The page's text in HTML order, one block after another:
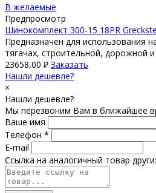
В желаемые
Предпросмотр
Шинокомплект 300-15 18PR
Предназначен для использования
тягачах, строительной, дорожной и
23658,00 ₽ Заказать
Нашли дешевле?
×
Нашли дешевле?
Мы перезвоним Вам в ближайшее
Ваше имя
Телефон *
E-mail
Ссылка на аналогичный товар